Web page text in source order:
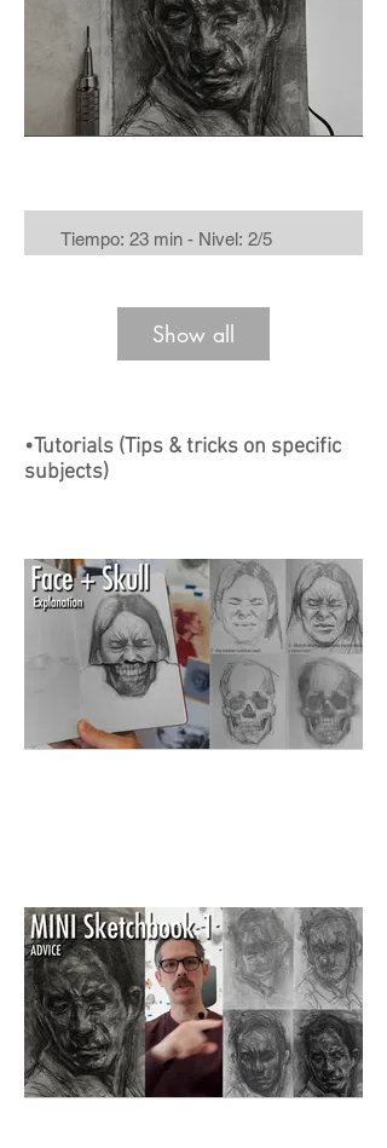
Time: 25 min - Level: 2/5
Time: 47 min - Level: 5/5
Tiempo: 23 min - Nivel: 2/5
Tiempo: 30 min - Nivel: 5/5
Tiempo: 25 min - Nivel: 2/5
Show all
•Tutorials (Tips & tricks on specific
subjects)